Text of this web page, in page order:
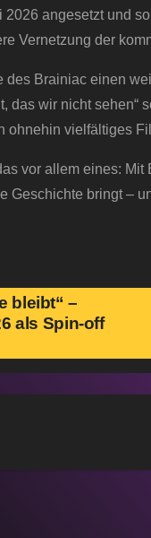
angesetzt und
Vernetzung der
Brainiac einen
das wir nicht
ohnehin vielfältiges
vor allem eines:
Geschichte bringt –
bleibt“ –
als Spin-off